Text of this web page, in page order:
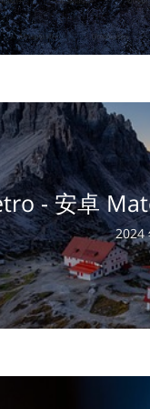
- 安卓
2024